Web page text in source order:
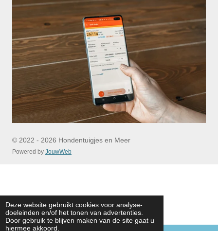
Deze website gebruikt cookies voor analyse-
doeleinden en/of het tonen van advertenties.
Door gebruik te blijven maken van de site gaat u
hiermee akkoord.
© 2022 - 2026 Hondentuigjes en Meer
Powered by JouwWeb